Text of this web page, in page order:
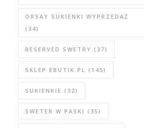
ORSAY SUKIENKI WYPRZEDAŻ
(34)
RESERVED SWETRY (37)
SKLEP EBUTIK.PL (145)
SUKIENKIE (32)
SWETER W PASKI (35)